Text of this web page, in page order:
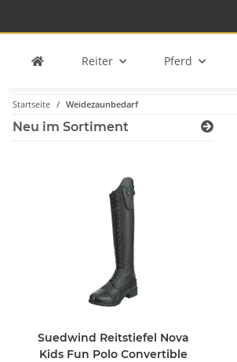
Reiter Pferd
Startseite Weidezaunbedarf
Neu im Sortiment
Suedwind Reitstiefel Nova
Kids Fun Polo Convertible